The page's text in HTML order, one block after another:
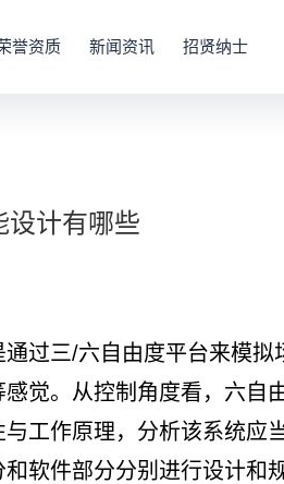
誉资质 新闻资讯 招贤纳士
设计有哪些
三/六自由度平台来模拟
觉。从控制角度看，六自
工作原理，分析该系统应
软件部分分别进行设计和